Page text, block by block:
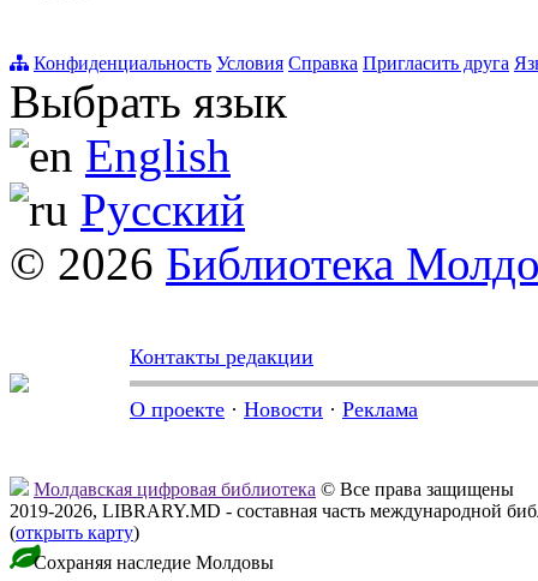
Конфиденциальность Условия Справка Пригласить друга
Выбрать язык
English
Русский
© 2026 Библиотека
Контакты редакции
О проекте · Новости · Реклама
Молдавская цифровая библиотека © Все права защищены
2019-2026, LIBRARY.MD - составная часть международной
(открыть карту)
Сохраняя наследие Молдовы